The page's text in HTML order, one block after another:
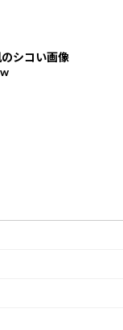
のシコい画像